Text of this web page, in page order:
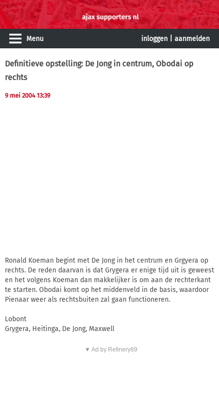
Menu inloggen aanmelden
Definitieve opstelling: De Jong in centrum, Obodai op
rechts
9 mei 2004 13:39
Ronald Koeman begint met De Jong in het centrum en Grgyera op
rechts. De reden daarvan is dat Grygera er enige tijd uit is geweest
en het volgens Koeman dan makkelijker is om aan de rechterkant
te starten. Obodai komt op het middenveld in de basis, waardoor
Pienaar weer als rechtsbuiten zal gaan functioneren.
Lobont
Grygera, Heitinga, De Jong, Maxwell
▼ Ad by Refinery89